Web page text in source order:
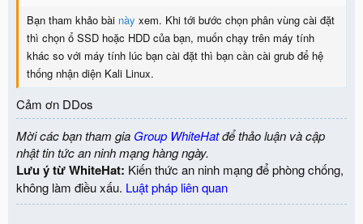
Bạn tham khảo bài này xem. Khi tới bước chọn phân vùng cài đặt
thì chọn ổ SSD hoặc HDD của bạn, muốn chạy trên máy tính
khác so với máy tính lúc bạn cài đặt thì bạn cần cài grub để hệ
thống nhận diện Kali Linux.
Cảm ơn DDos
Mời các bạn tham gia Group WhiteHatđể thảo luận và cập
nhật tin tức an ninh mạng hàng ngày.
Lưu ý từ WhiteHat: Kiến thức an ninh mạng để phòng chống,
không làm điều xấu. Luật pháp liên quan